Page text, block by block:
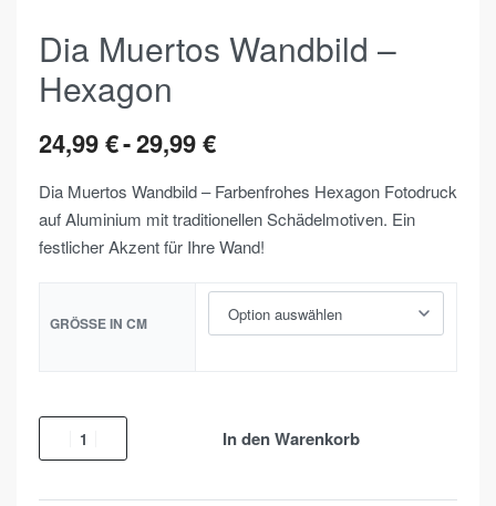
Dia Muertos Wandbild –
Hexagon
24,99€ 29,99€
Dia Muertos Wandbild – Farbenfrohes Hexagon Fotodruck
auf Aluminium mit traditionellen Schädelmotiven. Ein
festlicher Akzent für Ihre Wand!
GRÖSSE IN CM
In den Warenkorb